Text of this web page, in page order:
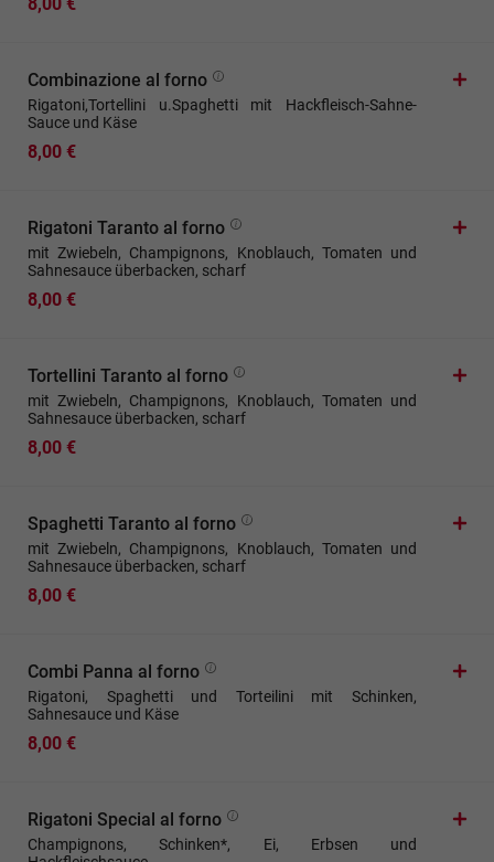
Combinazione al forno
Rigatoni,Tortellini u.Spaghetti mit Hackfleisch-Sahne-
Sauce und Käse
8,00 €
Rigatoni Taranto al forno
mit Zwiebeln, Champignons, Knoblauch, Tomaten und
Sahnesauce überbacken, scharf
8,00 €
Tortellini Taranto al forno
mit Zwiebeln, Champignons, Knoblauch, Tomaten und
Sahnesauce überbacken, scharf
8,00 €
Spaghetti Taranto al forno
mit Zwiebeln, Champignons, Knoblauch, Tomaten und
Sahnesauce überbacken, scharf
8,00 €
Combi Panna al forno
Rigatoni, Spaghetti und Torteilini mit Schinken,
Sahnesauce und Käse
8,00 €
Rigatoni Special al forno
Champignons, Schinken*, Ei, Erbsen und